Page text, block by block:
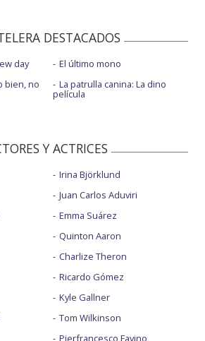
DESTACADOS
day
bien, no
El último mono
La patrulla canina: La dino
película
Y ACTRICES
Irina Björklund
Juan Carlos Aduviri
Emma Suárez
Quinton Aaron
Charlize Theron
Ricardo Gómez
Kyle Gallner
Tom Wilkinson
Pierfrancesco Favino